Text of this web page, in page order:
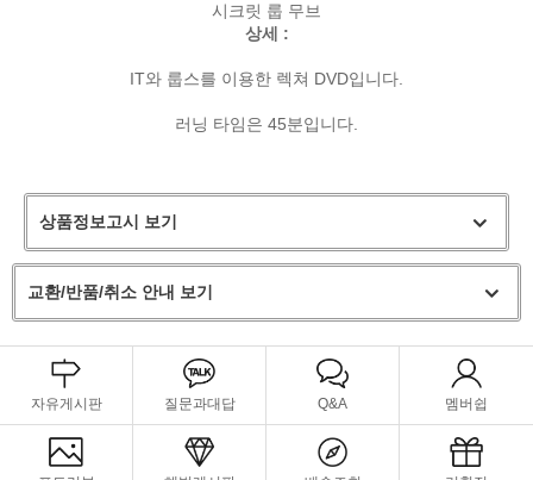
시크릿 룹 무브
상세 :
IT와 룹스를 이용한 렉쳐 DVD입니다.
러닝 타임은 45분입니다.
상품정보고시 보기
교환/반품/취소 안내 보기
자유게시판 질문과대답 Q&A 멤버쉽